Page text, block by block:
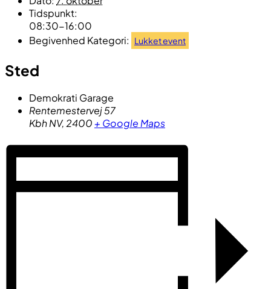
Tidspunkt:
08:30-16:00
Begivenhed Kategori:
Lukket event
Sted
Demokrati Garage
Rentemestervej 57
Kbh NV, 2400+ Google Maps